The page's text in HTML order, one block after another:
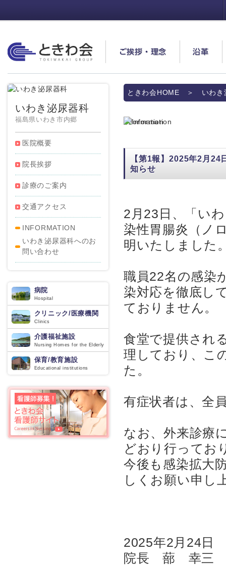
ご挨拶・理念 沿革
ときわ会HOME ＞ いわき
Information
【第1報】2025年2月
知らせ
2月23日、「い
染性胃腸炎（ノ
明いたしました
職員22名の感染
染対応を徹底し
ておりません。
食堂で提供され
理しており、こ
た。
有症状者は、全
なお、外来診療
どおり行ってお
今後も感染拡大
しくお願い申し
2025年2月24日
院長 蔀 幸三
いわき泌尿器科
福島県いわき市内郷
医院概要
院長挨拶
診療のご案内
交通アクセス
INFORMATION
いわき泌尿器科へのお
問い合わせ
病院
Hospital
クリニック/医療機関
Clinics
介護福祉施設
Nursing Homes for the Elderly
保育/教育施設
Educational institutions